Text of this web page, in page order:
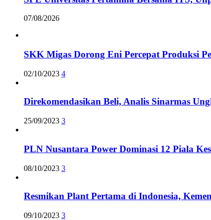
07/08/2026
SKK Migas Dorong Eni Percepat Produksi
02/10/2023 4
Direkomendasikan Beli, Analis Sinarmas
25/09/2023 3
PLN Nusantara Power Dominasi 12 Piala
08/10/2023 3
Resmikan Plant Pertama di Indonesia,
09/10/2023 3